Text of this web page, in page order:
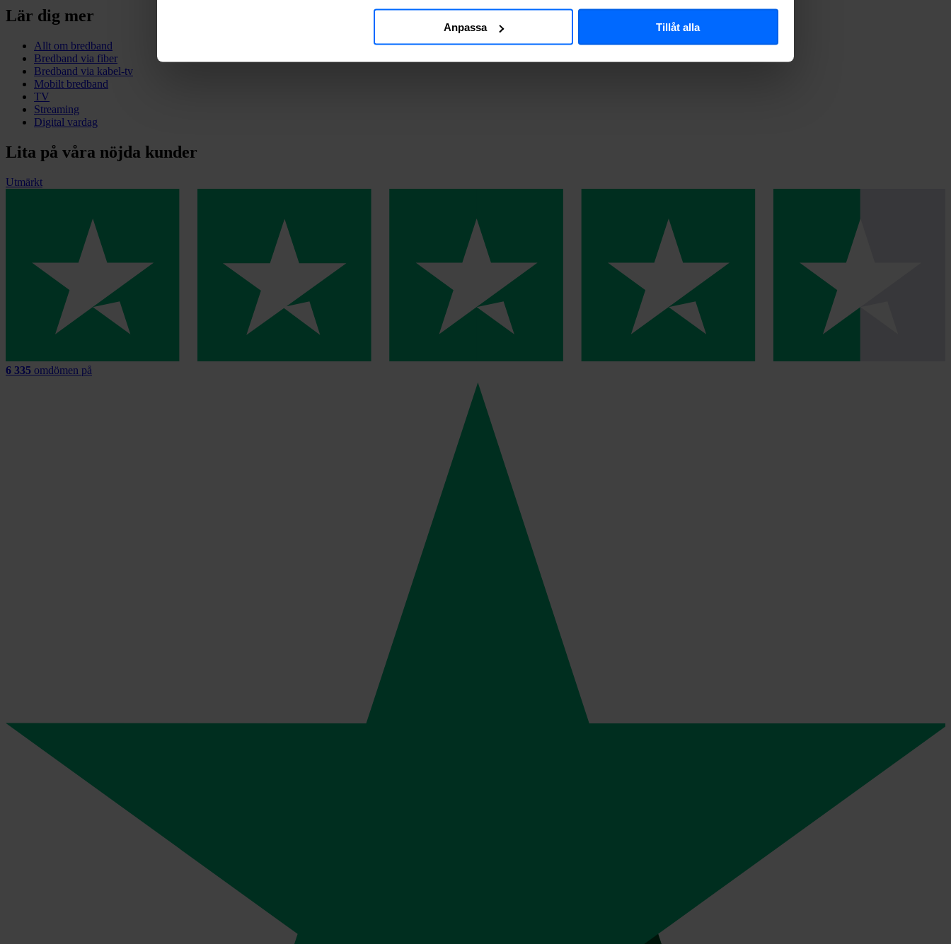
Anpassa Tillåt alla
Lär dig mer
Allt om bredband
Bredband via fiber
Bredband via kabel-tv
Mobilt bredband
TV
Streaming
Digital vardag
Lita på våra nöjda kunder
Utmärkt
6 335 omdömen på